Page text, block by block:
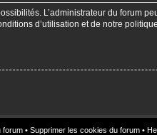
L’administrateur du forum
d’utilisation et de notre
forum • Supprimer les cookies du forum •